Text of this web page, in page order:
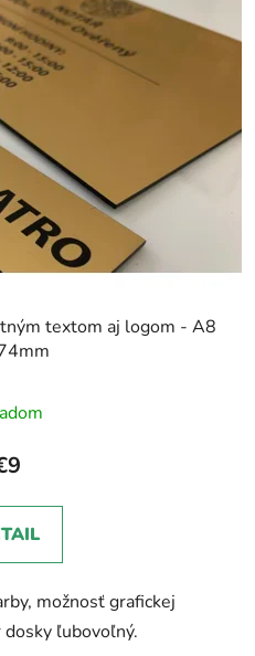
textom aj logom - A8
hodnotenie
produktu
5,0
z
hviezdičiek.
možnosť grafickej
dosky ľubovoľný.